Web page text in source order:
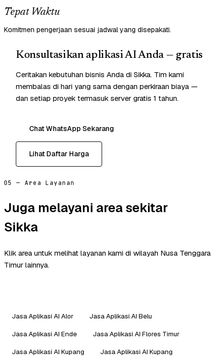
Tepat Waktu
Komitmen pengerjaan sesuai jadwal yang disepakati.
Konsultasikan aplikasi AI Anda — gratis
Ceritakan kebutuhan bisnis Anda di Sikka. Tim kami
membalas di hari yang sama dengan perkiraan biaya —
dan setiap proyek termasuk server gratis 1 tahun.
Chat WhatsApp Sekarang
Lihat Daftar Harga
05 — Area Layanan
Juga melayani area sekitar
Sikka
Klik area untuk melihat layanan kami di wilayah Nusa Tenggara
Timur lainnya.
Jasa Aplikasi AI Alor
Jasa Aplikasi AI Belu
Jasa Aplikasi AI Ende
Jasa Aplikasi AI Flores Timur
Jasa Aplikasi AI Kupang
Jasa Aplikasi AI Kupang